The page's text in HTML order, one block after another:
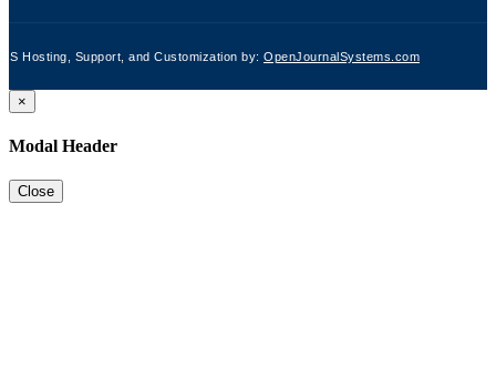
Hosting, Support, and Customization by: OpenJournalSystems.com
×
Modal Header
Close